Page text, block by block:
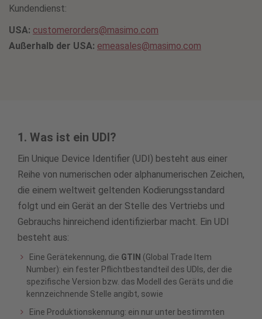
Kundendienst:
USA: customerorders@masimo.com
Außerhalb der USA: emeasales@masimo.com
1. Was ist ein UDI?
Ein Unique Device Identifier (UDI) besteht aus einer
Reihe von numerischen oder alphanumerischen Zeichen,
die einem weltweit geltenden Kodierungsstandard
folgt und ein Gerät an der Stelle des Vertriebs und
Gebrauchs hinreichend identifizierbar macht. Ein UDI
besteht aus:
Eine Gerätekennung, die GTIN (Global Trade Item
Number): ein fester Pflichtbestandteil des UDIs, der die
spezifische Version bzw. das Modell des Geräts und die
kennzeichnende Stelle angibt, sowie
Eine Produktionskennung: ein nur unter bestimmten